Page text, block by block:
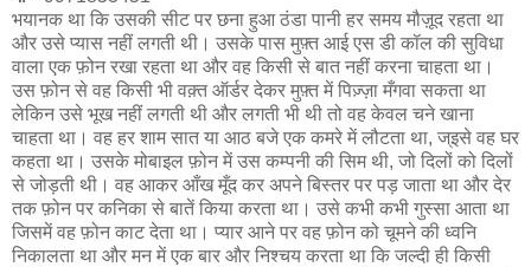
भयानक था कि उसकी सीट पर छना हुआ ठंडा पानी हर समय मौज़ूद रहता था
और उसे प्यास नहीं लगती थी। उसके पास मुफ़्त आई एस डी कॉल की सुविधा
वाला एक फ़ोन रखा रहता था और वह किसी से बात नहीं करना चाहता था।
उस फ़ोन से वह किसी भी वक़्त ऑर्डर देकर मुफ़्त में पिज़्ज़ा मँगवा सकता था
लेकिन उसे भूख नहीं लगती थी और लगती भी थी तो वह केवल चने खाना
चाहता था। वह हर शाम सात या आठ बजे एक कमरे में लौटता था, ज्इसे वह घर
कहता था। उसके मोबाइल फ़ोन में उस कम्पनी की सिम थी, जो दिलों को दिलों
से जोड़ती थी। वह आकर आँख मूँद कर अपने बिस्तर पर पड़ जाता था और देर
तक फ़ोन पर कनिका से बातें किया करता था। उसे कभी कभी गुस्सा आता था
जिसमें वह फ़ोन काट देता था। प्यार आने पर वह फ़ोन को चूमने की ध्वनि
निकालता था और मन में एक बार और निश्चय करता था कि जल्दी ही किसी